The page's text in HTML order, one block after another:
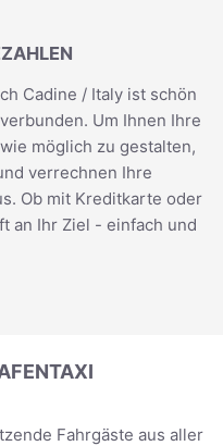
Cadine / Italy ist schön
Um Ihnen Ihre
möglich zu gestalten,
verrechnen Ihre
Ob mit Kreditkarte oder
an Ihr Ziel - einfach und
Fahrgäste aus aller